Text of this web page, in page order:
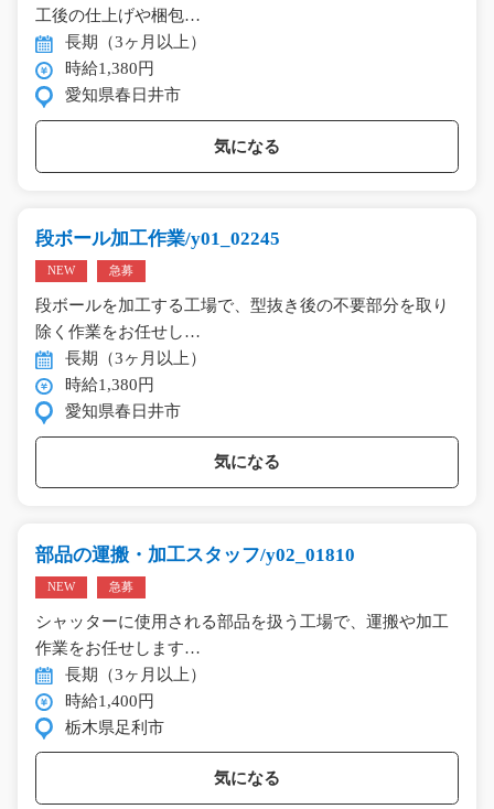
工後の仕上げや梱包…
長期（3ヶ月以上）
時給1,380円
愛知県春日井市
気になる
段ボール加工作業/y01_02245
NEW 急募
段ボールを加工する工場で、型抜き後の不要部分を取り
除く作業をお任せし…
長期（3ヶ月以上）
時給1,380円
愛知県春日井市
気になる
部品の運搬・加工スタッフ/y02_01810
NEW 急募
シャッターに使用される部品を扱う工場で、運搬や加工
作業をお任せします…
長期（3ヶ月以上）
時給1,400円
栃木県足利市
気になる